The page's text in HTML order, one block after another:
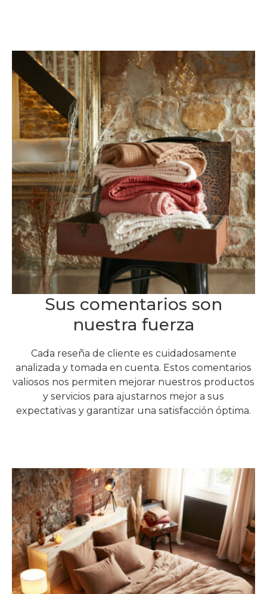
Sus comentarios son
nuestra fuerza
Cada reseña de cliente es cuidadosamente
analizada y tomada en cuenta. Estos comentarios
valiosos nos permiten mejorar nuestros productos
y servicios para ajustarnos mejor a sus
expectativas y garantizar una satisfacción óptima.